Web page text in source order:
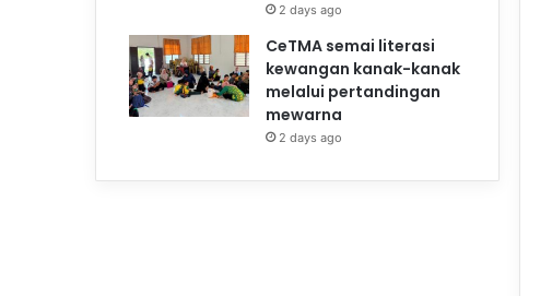
2 days ago
CeTMA semai literasi
kewangan kanak-kanak
melalui pertandingan
mewarna
2 days ago